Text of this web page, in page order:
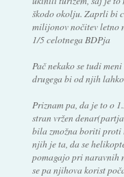
škodo okolju. Zaprli bi
milijonov nočitev letno
1/5 celotnega BDPja
Pač nekako se tudi
drugega bi od njih
Priznam pa, da je to o
stran vržen
bila zmožna boriti proti
njih je ta, da se
pomagajo pri naravnih
se pa njihova korist